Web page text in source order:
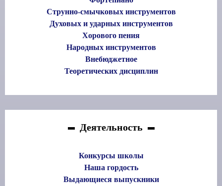
Струнно-смычковых инструментов
Духовых и ударных инструментов
Хорового пения
Народных инструментов
Внебюджетное
Теоретических дисциплин
Деятельность
Конкурсы школы
Наша гордость
Выдающиеся выпускники